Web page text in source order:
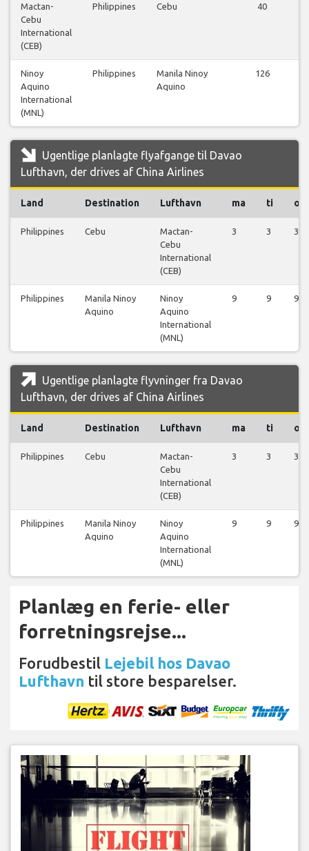
Mactan-
Cebu
International
(CEB)
Philippines Cebu
40
Ninoy
Aquino
International
(MNL)
Philippines
Manila Ninoy
Aquino
126
Ugentlige planlagte flyafgange til Davao
Lufthavn, der drives af China Airlines
Land Destination Lufthavn ma ti on
Philippines Cebu
Mactan-
Cebu
International
(CEB)
3 3 3
Philippines
Manila Ninoy
Aquino
Ninoy
Aquino
International
(MNL)
9 9 9
Ugentlige planlagte flyvninger fra Davao
Lufthavn, der drives af China Airlines
Land Destination Lufthavn ma ti on
Philippines Cebu
Mactan-
Cebu
International
(CEB)
3 3 3
Philippines
Manila Ninoy
Aquino
Ninoy
Aquino
International
(MNL)
9 9 9
Planlæg en ferie- eller
forretningsrejse...
Forudbestil Lejebil hos Davao
Lufthavn til store besparelser.